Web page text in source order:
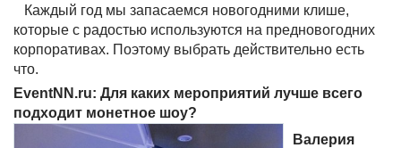
Каждый год мы запасаемся новогодними клише,
которые с радостью используются на предновогодних
корпоративах. Поэтому выбрать действительно есть
что.
EventNN.ru: Для каких мероприятий лучше всего
подходит монетное шоу?
Валерия